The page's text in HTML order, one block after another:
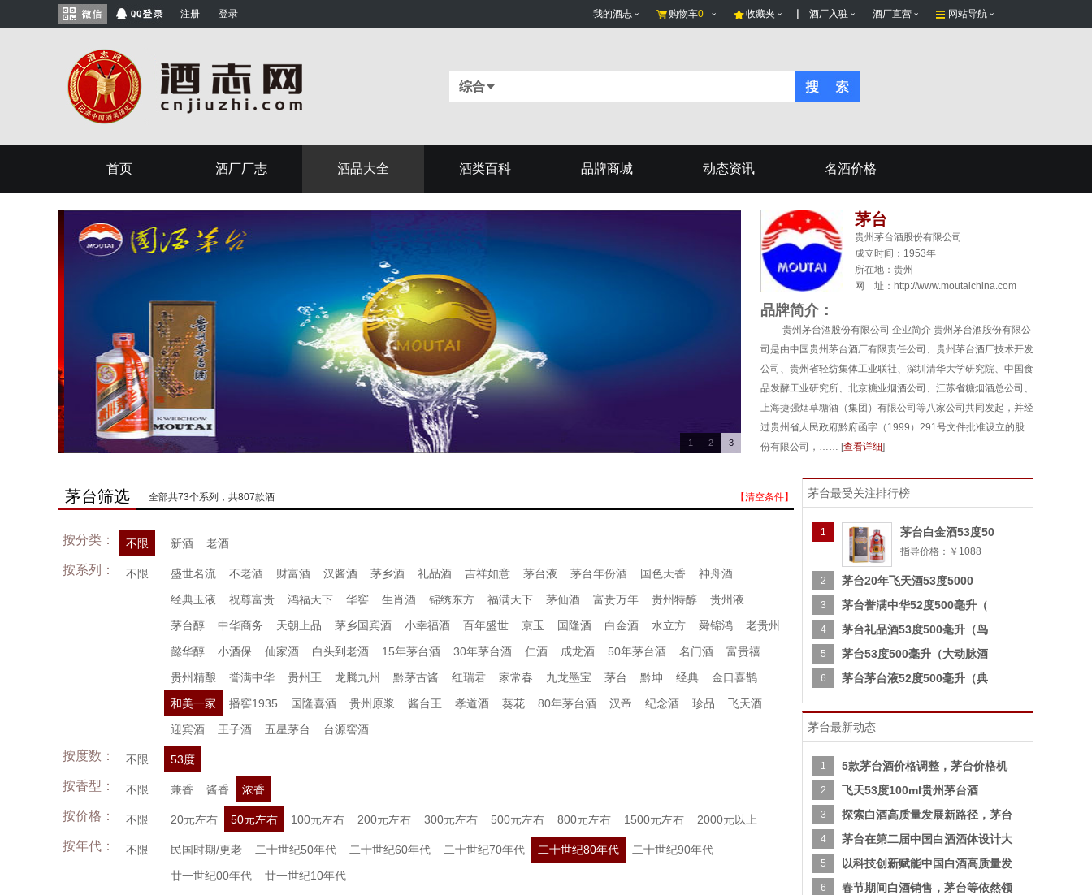
注册 登录 我的酒志 购物车0 收藏夹 酒厂入驻 酒厂直营 网站导航
综合
首页 酒厂厂志 酒品大全 酒类百科 品牌商城 动态资讯 名酒价格
茅台
贵州茅台酒股份有限公司
成立时间：1953年
所在地： 贵州
网 址：http://www.moutaichina.com
品牌简介：
贵州茅台酒股份有限公司 企业简介 贵州茅台酒股份有限公
司是由中国贵州茅台酒厂有限责任公司、贵州茅台酒厂技术开发
公司、贵州省轻纺集体工业联社、深圳清华大学研究院、中国食
品发酵工业研究所、北京糖业烟酒公司、江苏省糖烟酒总公司、
上海捷强烟草糖酒（集团）有限公司等八家公司共同发起，并经
过贵州省人民政府黔府函字（1999）291号文件批准设立的股
份有限公司，…… [查看详细]
1 2 3
茅台筛选 全部共73个系列，共807款酒 【清空条件】
按分类： 不限 新酒 老酒
按系列： 不限 盛世名流 不老酒 财富酒 汉酱酒 茅乡酒 礼品酒 吉祥如意 茅台液 茅台年份酒 国色天香
神舟酒
经典玉液
祝尊富贵 鸿福天下 华窖 生肖酒 锦绣东方 福满天下 茅仙酒 富贵万年 贵州特醇
贵州液
茅台醇
中华商务 天朝上品 茅乡国宾酒 小幸福酒 百年盛世 京玉 国隆酒 白金酒 水立方 舜锦鸿
老贵州
懿华醇
小酒保 仙家酒 白头到老酒 15年茅台酒 30年茅台酒 仁酒 成龙酒 50年茅台酒 名门酒
富贵禧
贵州精酿
誉满中华 贵州王 龙腾九州 黔茅古酱 红瑞君 家常春 九龙墨宝 茅台 黔坤 经典
金口喜鹊
和美一家
播窖1935 国隆喜酒 贵州原浆 酱台王 孝道酒 葵花 80年茅台酒 汉帝 纪念酒 珍品
飞天酒
迎宾酒
王子酒 五星茅台 台源窖酒
按度数： 不限 53度
按香型： 不限 兼香 酱香 浓香
按价格： 不限 20元左右 50元左右 100元左右 200元左右 300元左右 500元左右 800元左右 1500元左右 2000元以上
按年代： 不限 民国时期/更老 二十世纪50年代 二十世纪60年代 二十世纪70年代 二十世纪80年代
二十世纪90年代
廿一世纪00年代
廿一世纪10年代
茅台最受关注排行榜
1 茅台白金酒53度50
指导价格：￥1088
2 茅台20年飞天酒53度5000
3 茅台誉满中华52度500毫升（
4 茅台礼品酒53度500毫升（鸟
5 茅台53度500毫升（大动脉酒
6 茅台茅台液52度500毫升（典
茅台最新动态
1 5款茅台酒价格调整，茅台价格机
2 飞天53度100ml贵州茅台酒
3 探索白酒高质量发展新路径，茅台
4 茅台在第二届中国白酒酒体设计大
5 以科技创新赋能中国白酒高质量发
6 春节期间白酒销售，茅台等依然领